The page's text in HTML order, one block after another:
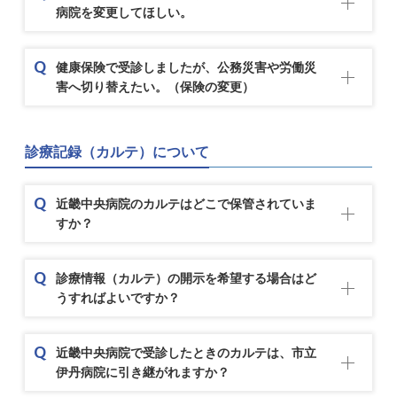
病院を変更してほしい。
健康保険で受診しましたが、公務災害や労働災
害へ切り替えたい。（保険の変更）
診療記録（カルテ）について
近畿中央病院のカルテはどこで保管されていま
すか？
診療情報（カルテ）の開示を希望する場合はど
うすればよいですか？
近畿中央病院で受診したときのカルテは、市立
伊丹病院に引き継がれますか？